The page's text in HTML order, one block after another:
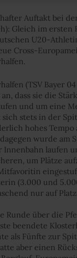
Auftakt bei
Gleich im ersten
U20-
Cross-
(TSV Bayer
dass sie die
und um eine
sich stets in der
hohes Tempo
dagegen wurde am
Innenbahn laufen
um Plätze
(3.000 und
nur auf Platz
Runde über die
beendete
als Fünfte zur
aber einen